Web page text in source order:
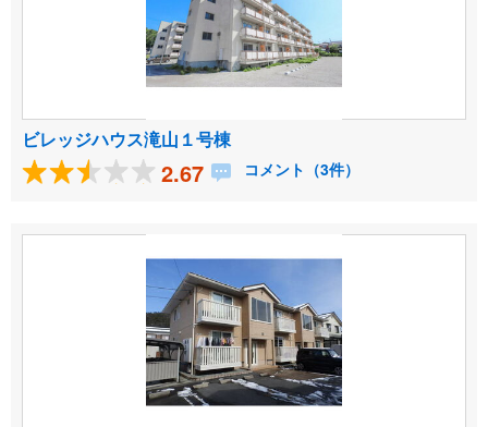
ビレッジハウス滝山１号棟
2.67 コメント（3件）